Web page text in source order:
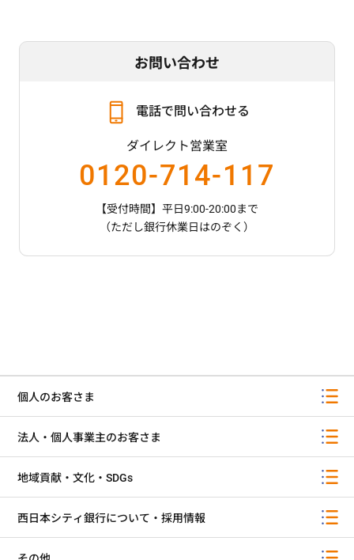
お問い合わせ
電話で問い合わせる
ダイレクト営業室
0120-714-117
【受付時間】平日9:00-20:00まで
（ただし銀行休業日はのぞく）
個人のお客さま
法人・個人事業主のお客さま
地域貢献・文化・SDGs
西日本シティ銀行について・採用情報